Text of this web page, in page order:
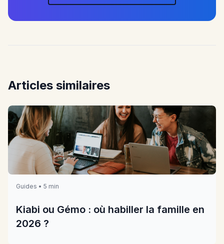
Articles similaires
Guides • 5 min
Kiabi ou Gémo : où habiller la famille en
2026 ?